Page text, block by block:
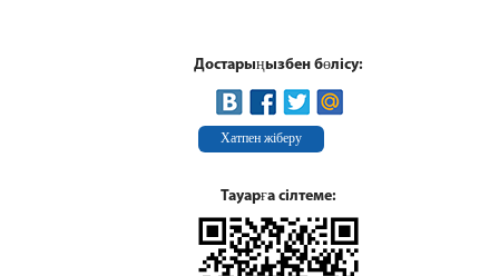
Достарыңызбен бөлісу:
Хатпен жіберу
Тауарға сілтеме: